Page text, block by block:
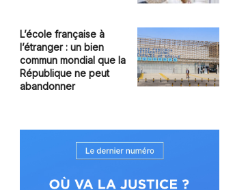
L’école française à
l’étranger : un bien
commun mondial que la
République ne peut
abandonner